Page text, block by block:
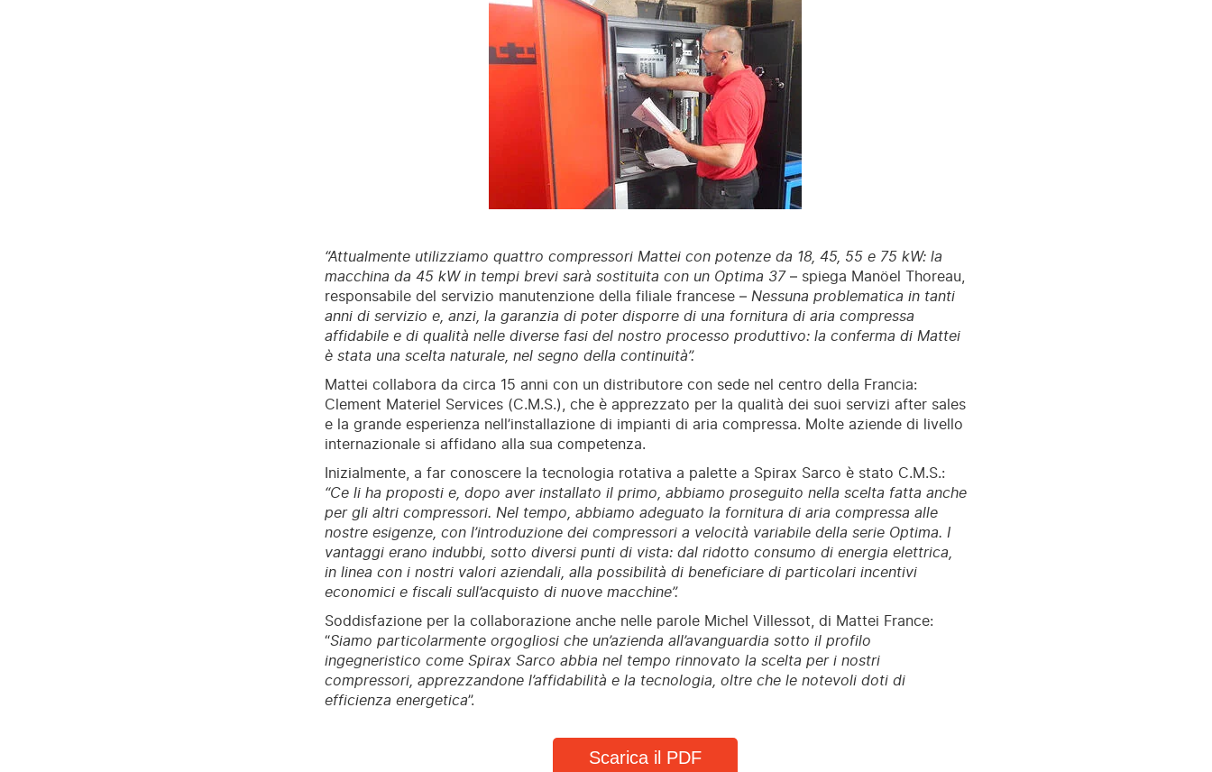
“Attualmente utilizziamo quattro compressori Mattei con potenze da 18, 45, 55 e 75 kW: la
macchina da 45 kW in tempi brevi sarà sostituita con un Optima 37– spiega Manöel Thoreau,
responsabile del servizio manutenzione della filiale francese – Nessuna problematica in tanti
anni di servizio e, anzi, la garanzia di poter disporre di una fornitura di aria compressa
affidabile e di qualità nelle diverse fasi del nostro processo produttivo: la conferma di Mattei
è stata una scelta naturale, nel segno della continuità”.
Mattei collabora da circa 15 anni con un distributore con sede nel centro della Francia:
Clement Materiel Services (C.M.S.), che è apprezzato per la qualità dei suoi servizi after sales
e la grande esperienza nell’installazione di impianti di aria compressa. Molte aziende di livello
internazionale si affidano alla sua competenza.
Inizialmente, a far conoscere la tecnologia rotativa a palette a Spirax Sarco è stato C.M.S.:
“Ce li ha proposti e, dopo aver installato il primo, abbiamo proseguito nella scelta fatta anche
per gli altri compressori. Nel tempo, abbiamo adeguato la fornitura di aria compressa alle
nostre esigenze, con l’introduzione dei compressori a velocità variabile della serie Optima. I
vantaggi erano indubbi, sotto diversi punti di vista: dal ridotto consumo di energia elettrica,
in linea con i nostri valori aziendali, alla possibilità di beneficiare di particolari incentivi
economici e fiscali sull’acquisto di nuove macchine”.
Soddisfazione per la collaborazione anche nelle parole Michel Villessot, di Mattei France:
“Siamo particolarmente orgogliosi che un’azienda all’avanguardia sotto il profilo
ingegneristico come Spirax Sarco abbia nel tempo rinnovato la scelta per i nostri
compressori, apprezzandone l’affidabilità e la tecnologia, oltre che le notevoli doti di
efficienza energetica”.
Scarica il PDF